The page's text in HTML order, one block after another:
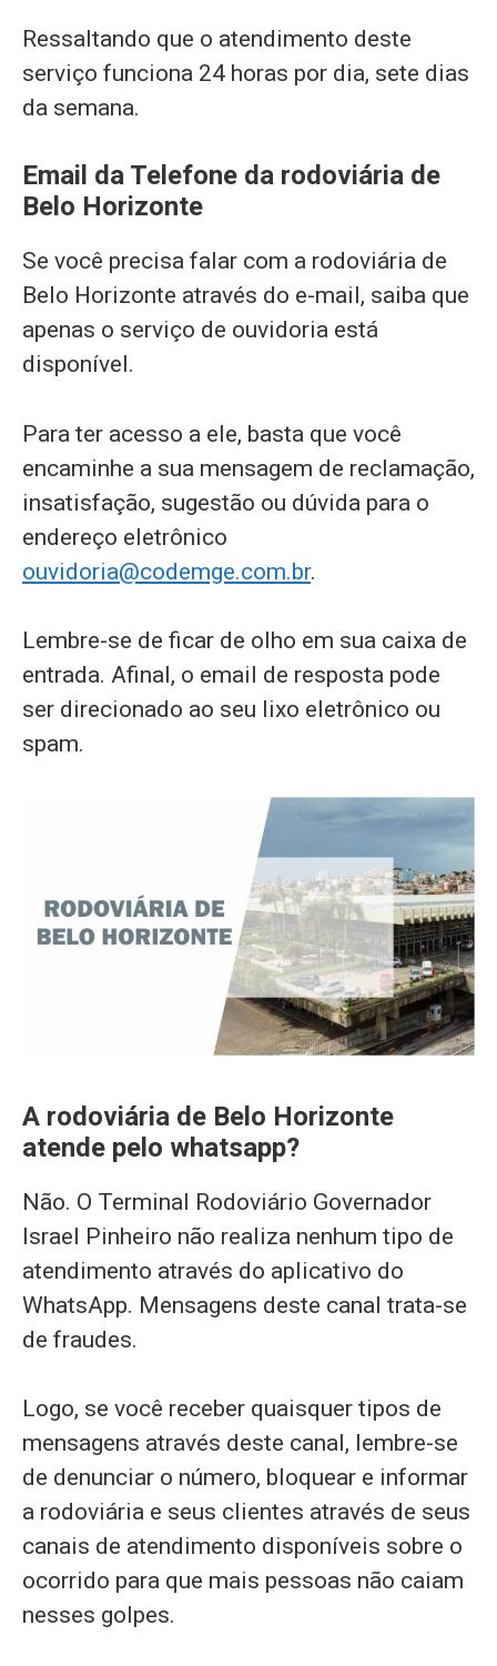
Ressaltando que o atendimento deste
serviço funciona 24 horas por dia, sete dias
da semana.
Email da Telefone da rodoviária de
Belo Horizonte
Se você precisa falar com a rodoviária de
Belo Horizonte através do e-mail, saiba que
apenas o serviço de ouvidoria está
disponível.
Para ter acesso a ele, basta que você
encaminhe a sua mensagem de reclamação,
insatisfação, sugestão ou dúvida para o
endereço eletrônico
ouvidoria@codemge.com.br.
Lembre-se de ficar de olho em sua caixa de
entrada. Afinal, o email de resposta pode
ser direcionado ao seu lixo eletrônico ou
spam.
A rodoviária de Belo Horizonte
atende pelo whatsapp?
Não. O Terminal Rodoviário Governador
Israel Pinheiro não realiza nenhum tipo de
atendimento através do aplicativo do
WhatsApp. Mensagens deste canal trata-se
de fraudes.
Logo, se você receber quaisquer tipos de
mensagens através deste canal, lembre-se
de denunciar o número, bloquear e informar
a rodoviária e seus clientes através de seus
canais de atendimento disponíveis sobre o
ocorrido para que mais pessoas não caiam
nesses golpes.